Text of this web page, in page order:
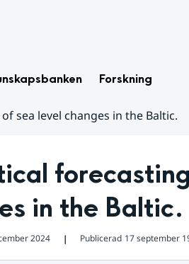
Forskning
sea level changes in the Baltic.
in the Baltic.
2024 ❘ Publicerad 17 september